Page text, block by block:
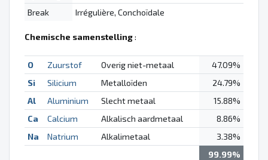
Break
Irrégulière, Conchoïdale
Chemische samenstelling:
O Zuurstof Overig niet-metaal
47.09%
Si
Silicium Metalloïden
24.79%
Al
Aluminium Slecht metaal
15.88%
Ca
Calcium Alkalisch aardmetaal
8.86%
Na
Natrium Alkalimetaal
3.38%
99.99%